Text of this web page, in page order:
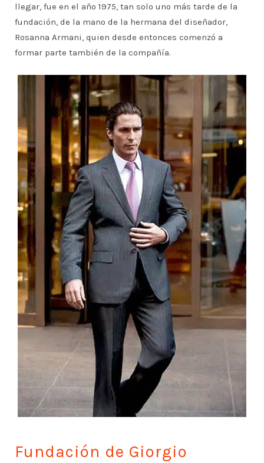
llegar, fue en el año 1975, tan solo uno más tarde de la
fundación, de la mano de la hermana del diseñador,
Rosanna Armani, quien desde entonces comenzó a
formar parte también de la compañía.
Fundación de Giorgio